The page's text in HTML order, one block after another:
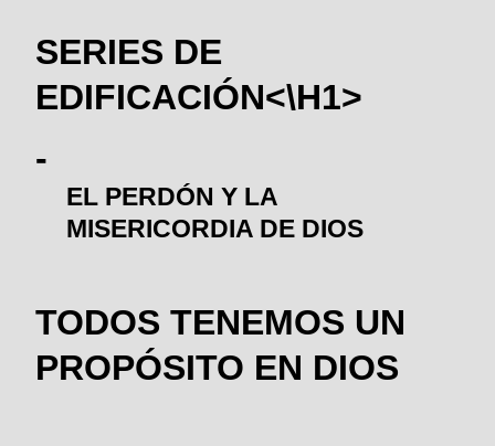
SERIES DE
EDIFICACIÓN<\H1>
EL PERDÓN Y LA
MISERICORDIA DE DIOS
TODOS TENEMOS UN
PROPÓSITO EN DIOS